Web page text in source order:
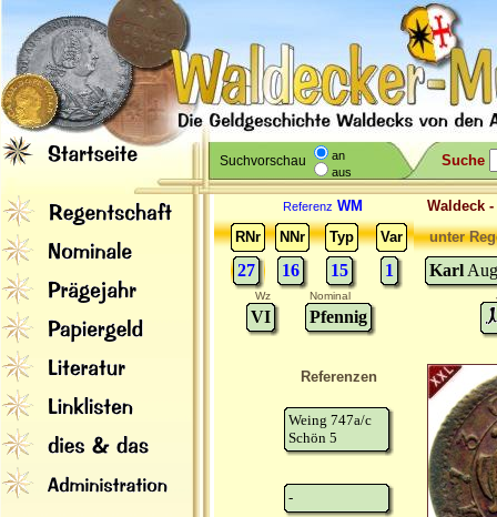
Suchvorschau
an
aus
Suche
Referenz WM
RNr
NNr Typ Var
27 16 15 1
unter
Karl
Wz Nominal
VI Pfennig
Referenzen
Weing 747a/c
Schön 5
-